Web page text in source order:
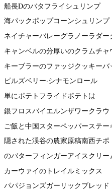
船長Dのバタフライシュリンプ
海パックポップコーンシュリンプ
ネイチャーバレーグラノーラダー
キャンベルの分厚いのクラムチャ
キーブラーのファッジクッキーバ
ピルズベリー·シナモンロール
単にポテトフライドポテトは
銀フロスバイエルンザワークラウ
ご飯と中国スターペッパーステー
隠された渓谷の農家原稿南西チポ
のバターフィンガーアイスクリー
カーウァイのトレイルミックス
パパジョンズガーリックブレッド